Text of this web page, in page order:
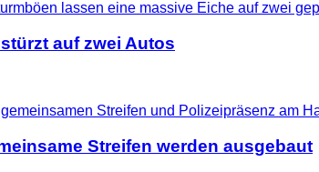
auf zwei Autos
Streifen werden ausgebaut